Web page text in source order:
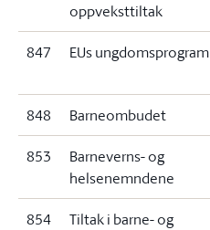
oppveksttiltak
847 EUs ungdomsprogram
848 Barneombudet
853
Barneverns- og
helsenemndene
854
Tiltak i barne- og